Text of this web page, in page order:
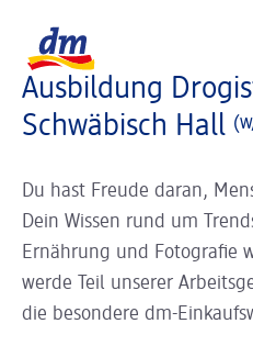
Ausbildung
Schwäbisch Hall
Du hast Freude daran,
Dein Wissen rund um
Ernährung und Fotografie
werde Teil unserer
die besondere dm-